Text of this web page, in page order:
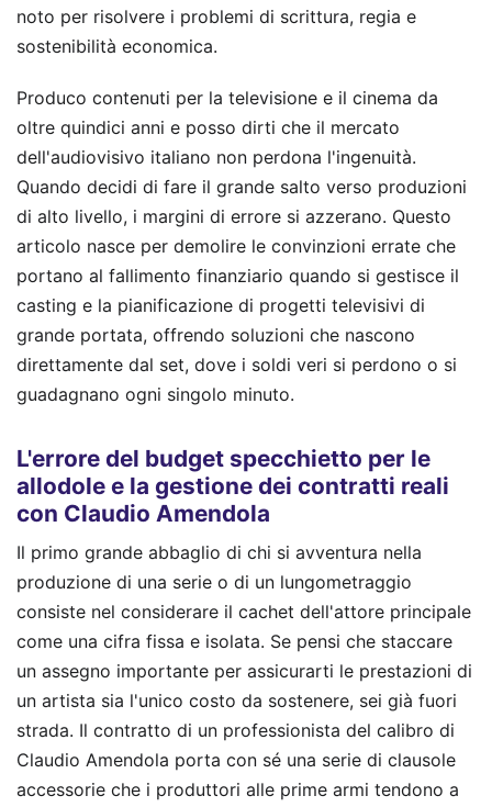
noto per risolvere i problemi di scrittura, regia e
sostenibilità economica.
Produco contenuti per la televisione e il cinema da
oltre quindici anni e posso dirti che il mercato
dell'audiovisivo italiano non perdona l'ingenuità.
Quando decidi di fare il grande salto verso produzioni
di alto livello, i margini di errore si azzerano. Questo
articolo nasce per demolire le convinzioni errate che
portano al fallimento finanziario quando si gestisce il
casting e la pianificazione di progetti televisivi di
grande portata, offrendo soluzioni che nascono
direttamente dal set, dove i soldi veri si perdono o si
guadagnano ogni singolo minuto.
L'errore del budget specchietto per le
allodole e la gestione dei contratti reali
con Claudio Amendola
Il primo grande abbaglio di chi si avventura nella
produzione di una serie o di un lungometraggio
consiste nel considerare il cachet dell'attore principale
come una cifra fissa e isolata. Se pensi che staccare
un assegno importante per assicurarti le prestazioni di
un artista sia l'unico costo da sostenere, sei già fuori
strada. Il contratto di un professionista del calibro di
Claudio Amendola porta con sé una serie di clausole
accessorie che i produttori alle prime armi tendono a